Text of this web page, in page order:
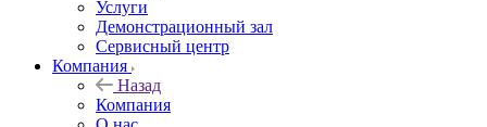
Услуги
Демонстрационный зал
Сервисный центр
Компания
Назад
Компания